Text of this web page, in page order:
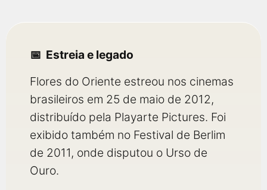
Estreia e legado
Flores do Oriente estreou nos cinemas
brasileiros em 25 de maio de 2012,
distribuído pela Playarte Pictures. Foi
exibido também no Festival de Berlim
de 2011, onde disputou o Urso de
Ouro.